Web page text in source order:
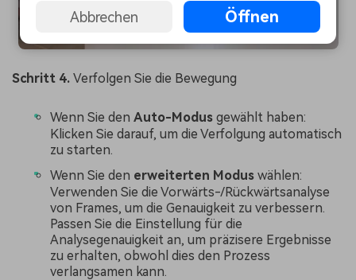
Schritt 4. Verfolgen Sie die Bewegung
Wenn Sie den Auto-Modus gewählt haben:
Klicken Sie darauf, um die Verfolgung automatisch
zu starten.
Wenn Sie den erweiterten Modus wählen:
Verwenden Sie die Vorwärts-/Rückwärtsanalyse
von Frames, um die Genauigkeit zu verbessern.
Passen Sie die Einstellung für die
Analysegenauigkeit an, um präzisere Ergebnisse
zu erhalten, obwohl dies den Prozess
verlangsamen kann.
Abbrechen Öffnen